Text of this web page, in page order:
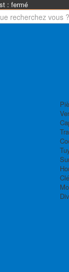
: fermé